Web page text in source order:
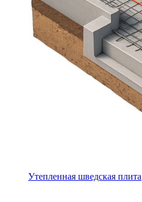
Утепленная шведская плита